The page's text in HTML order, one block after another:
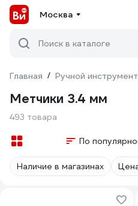
Москва
Поиск в каталоге
Главная / Ручной инструмент
Метчики 3.4 мм
493 товара
По
Наличие в магазинах